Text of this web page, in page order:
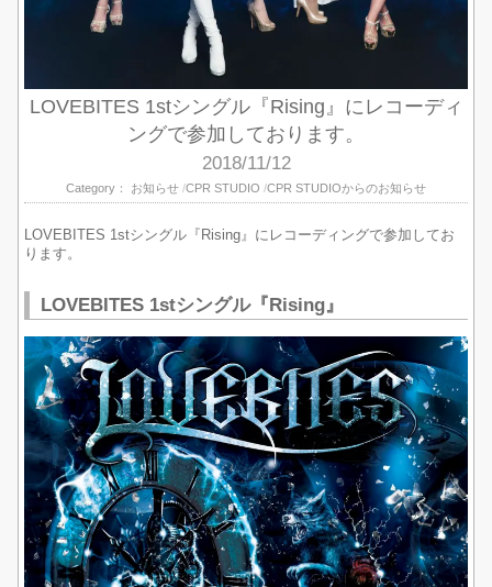
LOVEBITES 1stシングル『Rising』にレコーディ
ングで参加しております。
2018/11/12
Category： お知らせ CPR STUDIO CPR STUDIOからのお知らせ
LOVEBITES 1stシングル『Rising』にレコーディングで参加してお
ります。
LOVEBITES 1stシングル『Rising』